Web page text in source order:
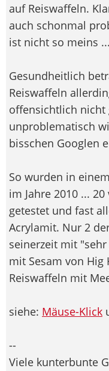
auf Reiswaffeln.
auch schonmal
ist nicht so meins ...
Gesundheitlich
Reiswaffeln
offensichtlich nicht
unproblematisch
bisschen Googlen
So wurden in
im Jahre 2010 ...
getestet und fast
Acrylamit. Nur 2
seinerzeit mit
mit Sesam von Hig
Reiswaffeln mit
siehe: Mäuse-Klick
--
Viele kunterbunte